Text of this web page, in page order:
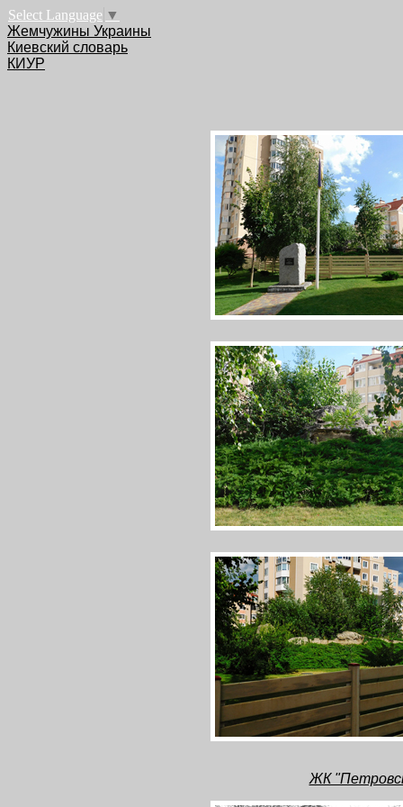
Select Language ▼
Жемчужины Украины
Киевский словарь
КИУР
ЖК